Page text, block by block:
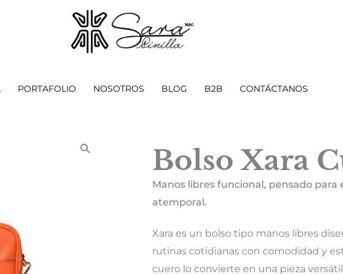
PORTAFOLIO NOSOTROS BLOG B2B CONTÁCTANOS
Bolso Xara
Manos libres funcional, pensado para
atemporal.
Xara es un bolso tipo manos libres
rutinas cotidianas con comodidad y
cuero lo convierte en una pieza